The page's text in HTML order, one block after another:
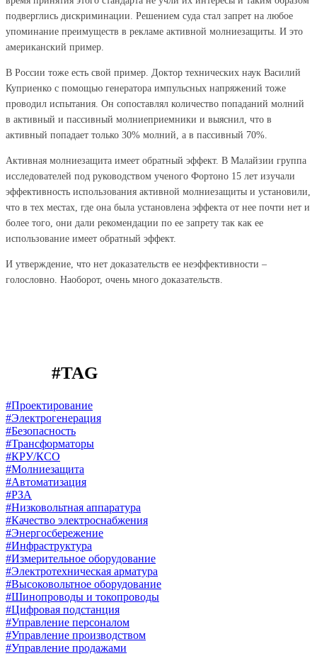
подверглись дискриминации. Решением суда стал запрет на любое
упоминание преимуществ в рекламе активной молниезащиты. И это
американский пример.
В России тоже есть свой пример. Доктор технических наук Василий
Куприенко с помощью генератора импульсных напряжений тоже
проводил испытания. Он сопоставлял количество попаданий молний
в активный и пассивный молниеприемники и выяснил, что в
активный попадает только 30% молний, а в пассивный 70%.
Aктивная молниезащита имеет обратный эффект. В Малайзии группа
исследователей под руководством ученого Фортоно 15 лет изучали
эффективность использования активной молниезащиты и установили,
что в тех местах, где она была установлена эффекта от нее почти нет и
более того, они дали рекомендации по ее запрету так как ее
использование имеет обратный эффект.
И утверждение, что нет доказательств ее неэффективности –
голословно. Наоборот, очень много доказательств.
#TAG
#Проектирование
#Электрогенерация
#Безопасность
#Трансформаторы
#КРУ/КСО
#Молниезащита
#Автоматизация
#РЗА
#Низковольтная аппаратура
#Качество электроснабжения
#Энергосбережение
#Инфраструктура
#Измерительное оборудование
#Электротехническая арматура
#Высоковольтное оборудование
#Шинопроводы и токопроводы
#Цифровая подстанция
#Управление персоналом
#Управление производством
#Управление продажами